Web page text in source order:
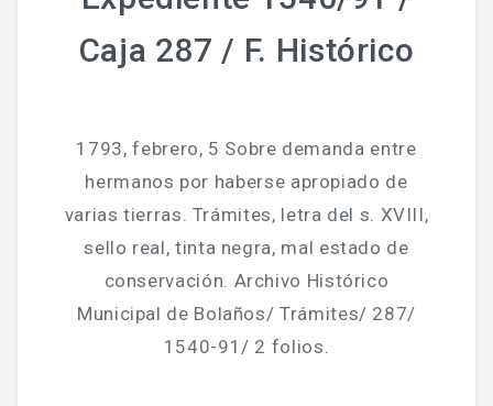
Caja 287 / F. Histórico
1793, febrero, 5 Sobre demanda entre
hermanos por haberse apropiado de
varias tierras. Trámites, letra del s. XVIII,
sello real, tinta negra, mal estado de
conservación. Archivo Histórico
Municipal de Bolaños/ Trámites/ 287/
1540-91/ 2 folios.